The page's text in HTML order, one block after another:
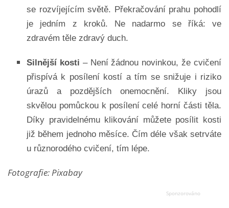
se rozvíjejícím světě. Překračování prahu pohodlí
je jedním z kroků. Ne nadarmo se říká: ve
zdravém těle zdravý duch.
Silnější kosti – Není žádnou novinkou, že cvičení
přispívá k posílení kostí a tím se snižuje i riziko
úrazů a pozdějších onemocnění. Kliky jsou
skvělou pomůckou k posílení celé horní části těla.
Díky pravidelnému klikování můžete posílit kosti
již během jednoho měsíce. Čím déle však setrváte
u různorodého cvičení, tím lépe.
Fotografie: Pixabay